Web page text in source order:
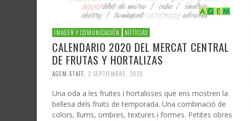
IMAGEN Y COMUNICACIÓN NOTICIAS
CALENDARIO 2020 DEL MERCAT CENTRAL
DE FRUTAS Y HORTALIZAS
AGEM-STAFF 2 SEPTIEMBRE, 2020
Una oda a les fruites i hortalisses que ens mostren la
bellesa dels fruits de temporada. Una combinació de
colors, llums, ombres, textures i formes. Petites obres